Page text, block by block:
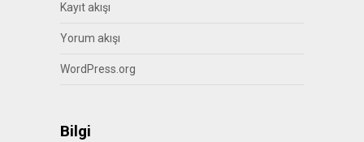
Kayıt akışı
Yorum akışı
WordPress.org
Bilgi